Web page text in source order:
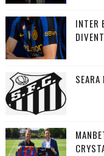
INTER